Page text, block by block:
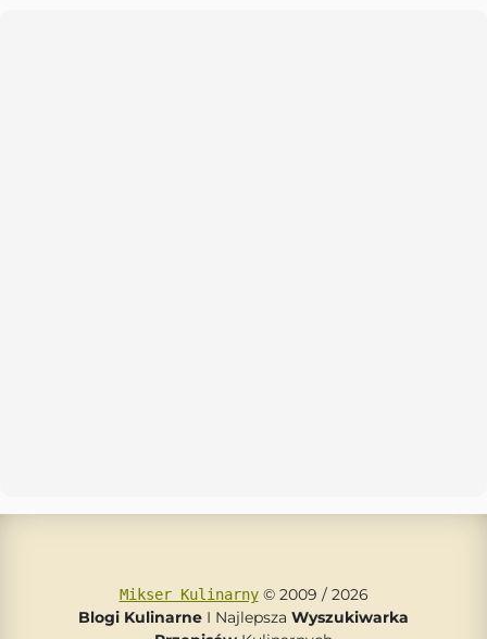
Mikser Kulinarny© 2009 / 2026
Blogi Kulinarne I Najlepsza Wyszukiwarka